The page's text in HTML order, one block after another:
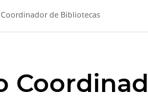
de Bibliotecas